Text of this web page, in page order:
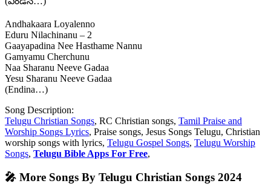
Andhakaara Loyalenno
Eduru Nilachinanu – 2
Gaayapadina Nee Hasthame Nannu
Gamyamu Cherchunu
Naa Sharanu Neeve Gadaa
Yesu Sharanu Neeve Gadaa
(Endina…)
Song Description:
Telugu Christian Songs, RC Christian songs, Tamil Praise and
Worship Songs Lyrics, Praise songs, Jesus Songs Telugu, Christian
worship songs with lyrics, Telugu Gospel Songs, Telugu Worship
Songs, Telugu Bible Apps For Free,
🎤 More Songs By Telugu Christian Songs 2024